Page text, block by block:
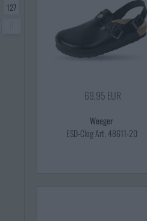
127
69,95 EUR
Weeger
ESD-Clog Art. 48611-20